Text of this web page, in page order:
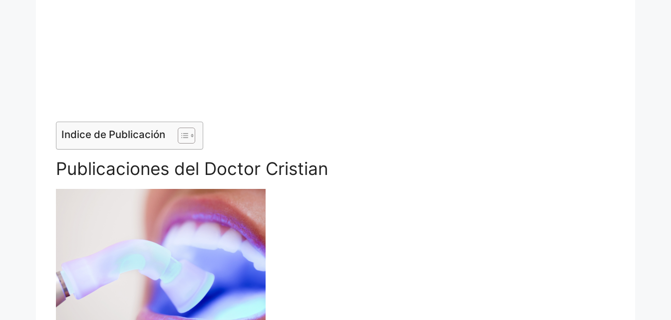
Indice de Publicación
Publicaciones del Doctor Cristian